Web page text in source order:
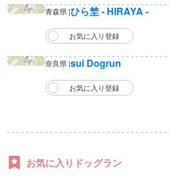
青森県 |ひら埜 - HIRAYA -
奈良県 |sui Dogrun
お気に入りドッグラン